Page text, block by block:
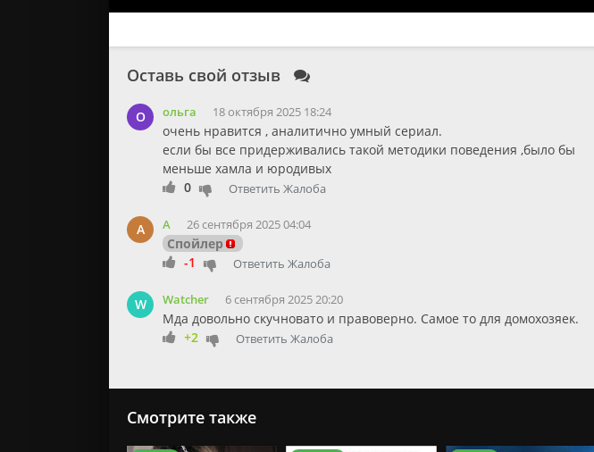
Оставь свой отзыв
О ольга 18 октября 2025 18:24
очень нравится , аналитично умный сериал.
если бы все придерживались такой методики поведения ,было бы
меньше хамла и юродивых
0
Ответить Жалоба
А А 26 сентября 2025 04:04
Спойлер
-1
Ответить Жалоба
W Watcher 6 сентября 2025 20:20
Мда довольно скучновато и правоверно. Самое то для домохозяек.
+2
Ответить Жалоба
Смотрите также